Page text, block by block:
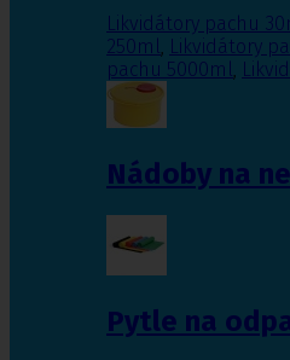
Likvidátory pachu
250ml, Likvidátory
pachu 5000ml,
Nádoby na
Pytle na